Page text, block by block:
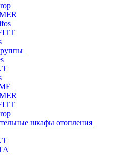
шкафы отопления